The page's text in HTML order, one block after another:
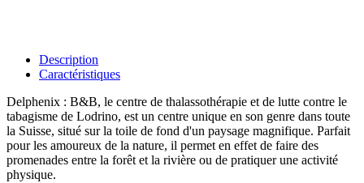
Description
Caractéristiques
Delphenix : B&B, le centre de thalassothérapie et de lutte contre le
tabagisme de Lodrino, est un centre unique en son genre dans toute
la Suisse, situé sur la toile de fond d'un paysage magnifique. Parfait
pour les amoureux de la nature, il permet en effet de faire des
promenades entre la forêt et la rivière ou de pratiquer une activité
physique.